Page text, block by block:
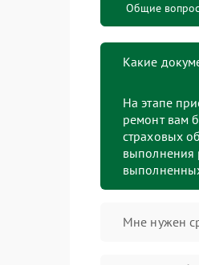
Общие
Какие
На этапе
ремонт вам
страховых
выполнения
Мне нужен